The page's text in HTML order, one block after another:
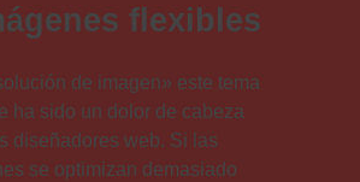
flexibles
de imagen» este tema
ha sido un dolor de cabeza
diseñadores web. Si las
se optimizan demasiado